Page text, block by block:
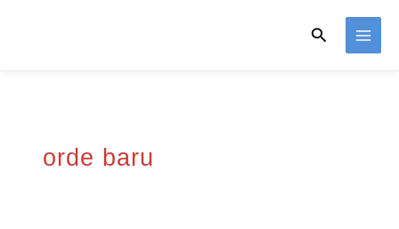
Search
orde baru